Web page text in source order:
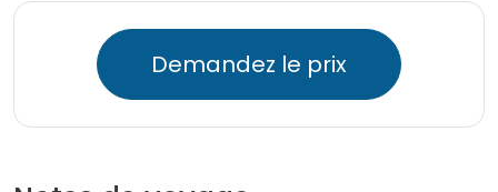
Demandez le prix